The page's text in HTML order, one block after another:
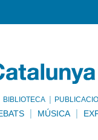
BIBLIOTECA
MÚSICA